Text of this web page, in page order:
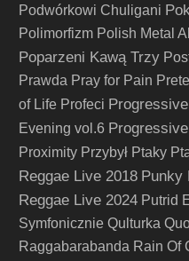
Podwórkowi Chuligani
Polimorfizm Polish Metal
Poparzeni Kawą Trzy
Prawda Pray for Pain
of Life Profeci
Evening vol.6
Proximity Przybył Ptaky
Reggae Live 2018 Punky
Reggae Live 2024 Putrid
Symfonicznie Qulturka
Raggabarabanda Rain Of